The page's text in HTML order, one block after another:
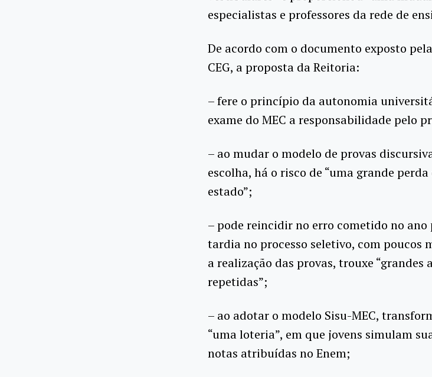
especialistas e professores da rede de
De acordo com o documento exposto
CEG, a proposta da Reitoria:
– fere o princípio da autonomia
exame do MEC a responsabilidade pelo
– ao mudar o modelo de provas
escolha, há o risco de “uma grande
estado”;
– pode reincidir no erro cometido no ano
tardia no processo seletivo, com poucos
a realização das provas, trouxe “grandes
repetidas”;
– ao adotar o modelo Sisu-MEC,
“uma loteria”, em que jovens simulam
notas atribuídas no Enem;